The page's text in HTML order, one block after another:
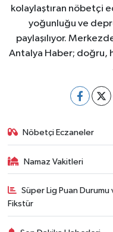
kolaylaştıran nöbetçi
yoğunluğu ve
paylaşılıyor.
Antalya Haber; doğru,
Nöbetçi Eczaneler
Namaz Vakitleri
Süper Lig Puan Durumu
Fikstür